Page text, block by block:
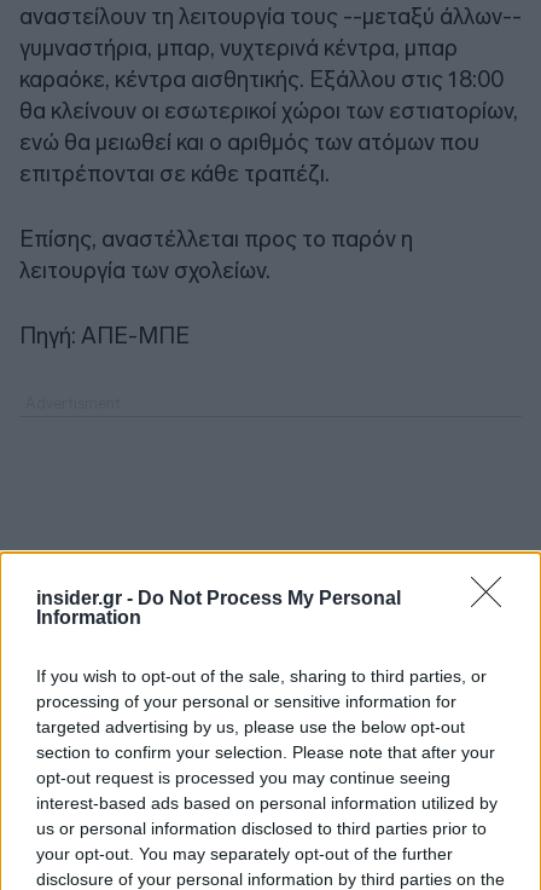
insider.gr - Do Not Process My Personal
Information
If you wish to opt-out of the sale, sharing to third parties, or
processing of your personal or sensitive information for
targeted advertising by us, please use the below opt-out
section to confirm your selection. Please note that after your
opt-out request is processed you may continue seeing
interest-based ads based on personal information utilized by
us or personal information disclosed to third parties prior to
your opt-out. You may separately opt-out of the further
disclosure of your personal information by third parties on the
αναστείλουν τη λειτουργία τους --μεταξύ άλλων--
γυμναστήρια, μπαρ, νυχτερινά κέντρα, μπαρ
καραόκε, κέντρα αισθητικής. Εξάλλου στις 18:00
θα κλείνουν οι εσωτερικοί χώροι των εστιατορίων,
ενώ θα μειωθεί και ο αριθμός των ατόμων που
επιτρέπονται σε κάθε τραπέζι.
Επίσης, αναστέλλεται προς το παρόν η
λειτουργία των σχολείων.
Πηγή: ΑΠΕ-ΜΠΕ